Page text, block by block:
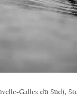
Galles du Sud),